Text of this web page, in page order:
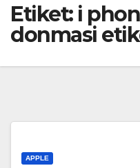
Etiket: i
donmasi
APPLE